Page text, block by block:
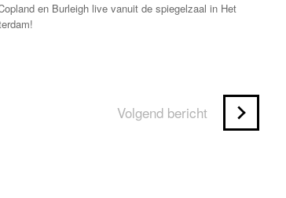
en Burleigh live vanuit de spiegelzaal in Het
Volgend bericht